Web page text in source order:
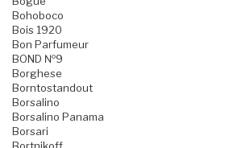
Bohoboco
Bois 1920
Bon Parfumeur
BOND №9
Borghese
Borntostandout
Borsalino
Borsalino Panama
Borsari